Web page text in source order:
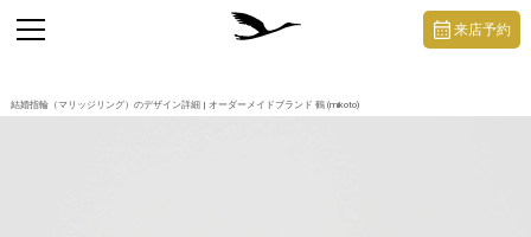
結婚指輪（マリッジリング）のデザイン詳細 | オーダーメイドブランド 鶴 (mikoto)
toggle
navigation
来店予約